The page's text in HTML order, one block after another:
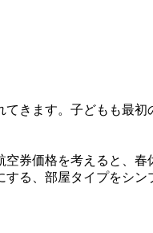
きます。子どもも最
券価格を考えると、
る、部屋タイプをシ